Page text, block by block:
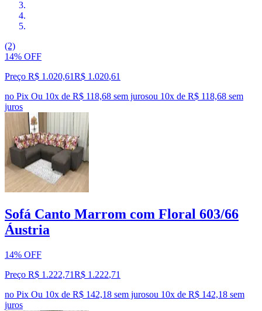
(2)
14% OFF
Preço R$ 1.020,61R$ 1.020,61
no Pix Ou 10x de R$ 118,68 sem jurosou 10x de R$ 118,68 sem
juros
Sofá Canto Marrom com Floral 603/66
Áustria
14% OFF
Preço R$ 1.222,71R$ 1.222,71
no Pix Ou 10x de R$ 142,18 sem jurosou 10x de R$ 142,18 sem
juros